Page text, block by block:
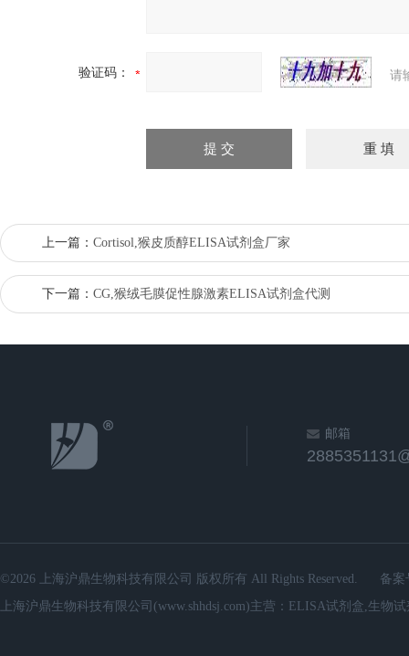
验证码： 请
上一篇： Cortisol,猴皮质醇ELISA试剂盒厂家
下一篇： CG,猴绒毛膜促性腺激素ELISA试剂盒代测
邮箱
©2026 上海沪鼎生物科技有限公司 版权所有 All Rights Reserved.
备案
上海沪鼎生物科技有限公司(www.shhdsj.com)主营：ELISA试剂盒,生物